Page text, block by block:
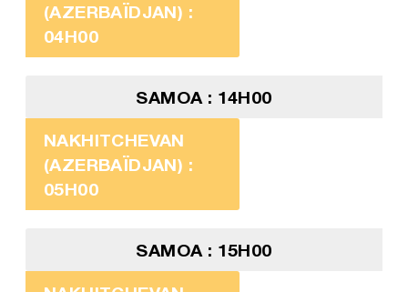
(AZERBAÏDJAN) :
04H00
SAMOA : 14H00
NAKHITCHEVAN
(AZERBAÏDJAN) :
05H00
SAMOA : 15H00